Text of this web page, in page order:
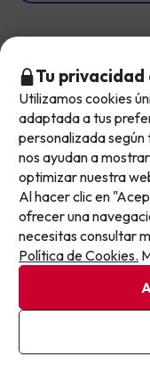
Personal (21)
Valoraciones
Todos
Tipos de viajero
Todos
Ordenar por:
Recomendadas
No llegas
Este chollo ya ha
nuevas
menos.
Apúntate y que el
Pon tu mejor e-mail
Al suscribirte, confirmas
Tu
Utilizamos cookies
adaptada a tus
personalizada según
nos ayudan a
optimizar nuestra
Al hacer clic en
ofrecer una
necesitas consultar
Política de Cookies.